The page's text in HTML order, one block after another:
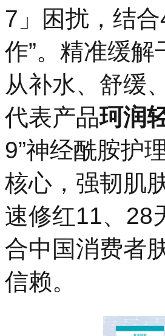
7」困扰，结
作”。精准缓解
从补水、舒缓
代表产品珂润
9”神经酰胺护
核心，强韧肌
速修红11、28
合中国消费者
信赖。